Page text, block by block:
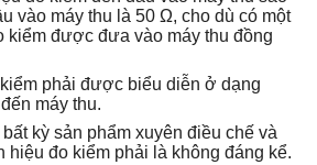
vào máy thu là 50 Ω, cho dù có một
kiểm được đưa vào máy thu đồng
phải được biểu diễn ở dạng
máy thu.
kỳ sản phẩm xuyên điều chế và
hiệu đo kiểm phải là không đáng kể.